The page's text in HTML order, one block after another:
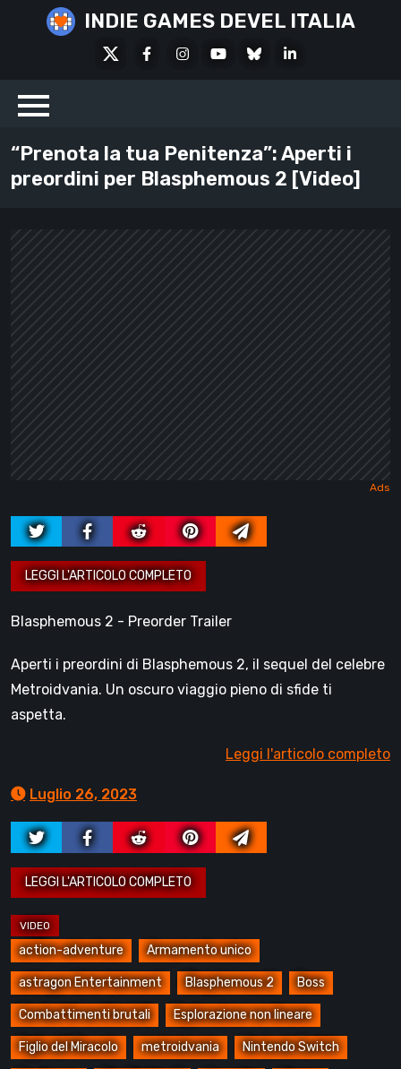
INDIE GAMES DEVEL ITALIA
FacebookInstagramYoutubeBlueskyLinkedIn
“Prenota la tua Penitenza”: Aperti i
preordini per Blasphemous 2 [Video]
Blasphemous 2 - Preorder Trailer
Aperti i preordini di Blasphemous 2, il sequel del celebre
Metroidvania. Un oscuro viaggio pieno di sfide ti
aspetta.
Leggi l'articolo completo
Luglio 26, 2023
action-adventure Armamento unico
astragon Entertainment Blasphemous 2 Boss
Combattimenti brutali Esplorazione non lineare
Figlio del Miracolo metroidvania Nintendo Switch